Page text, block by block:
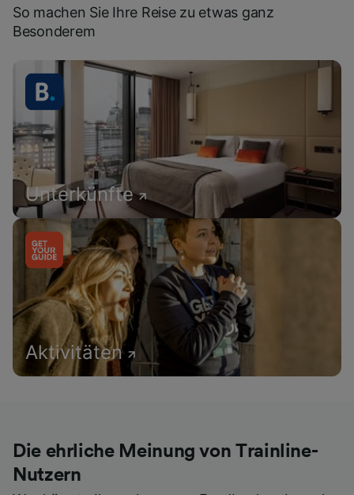
So machen Sie Ihre Reise zu etwas ganz
Besonderem
Unterkünfte
Aktivitäten
Die ehrliche Meinung von Trainline-
Nutzern